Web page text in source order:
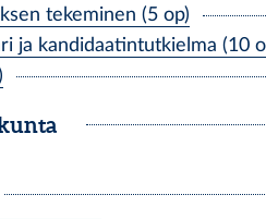
tekeminen (5 op)
ja kandidaatintutkielma (10